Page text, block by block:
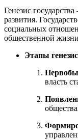
Генезис
развития.
социальных
общественной
Этапы
власть